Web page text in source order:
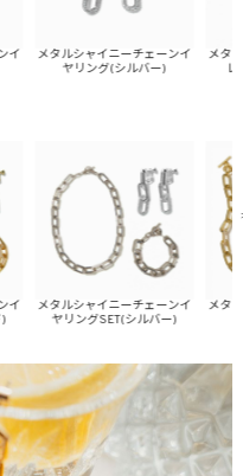
メタルシャイニーチェーンイ
ヤリング(シルバー)
メタルシ
レス
メタルシャイニーチェーンイ
ヤリングSET(シルバー)
メタルシ